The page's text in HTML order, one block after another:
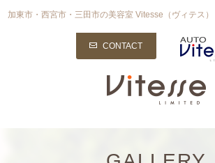
加東市・西宮市・三田市の美容室 Vitesse（ヴィテス）
CONTACT